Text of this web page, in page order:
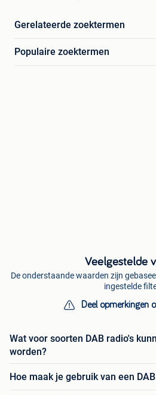
Gerelateerde zoektermen
Populaire zoektermen
Veelgestelde
De onderstaande waarden zijn
ingestelde
Deel opmerkingen
Wat voor soorten DAB radio's
worden?
Hoe maak je gebruik van een